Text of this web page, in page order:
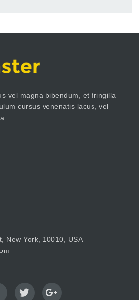
vel magna bibendum, et fringilla
cursus venenatis lacus, vel
New York, 10010, USA